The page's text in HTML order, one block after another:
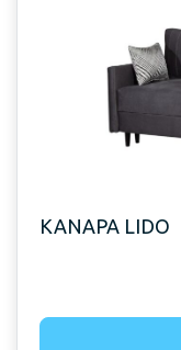
KANAPA LIDO